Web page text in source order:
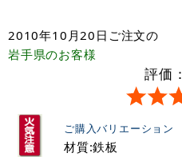
2010年10月20日 ご注文の
岩手県のお客様
評価：
ご購入バリエーション
材質:鉄板